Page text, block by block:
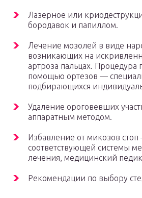
Лазерное или
бородавок и папиллом.
Лечение мозолей в виде
возникающих на
артроза пальцах. Процедура
помощью ортезов —
подбирающихся
Удаление ороговевших
аппаратным методом.
Избавление от микозов
соответствующей системы
лечения, медицинский
Рекомендации по выбору